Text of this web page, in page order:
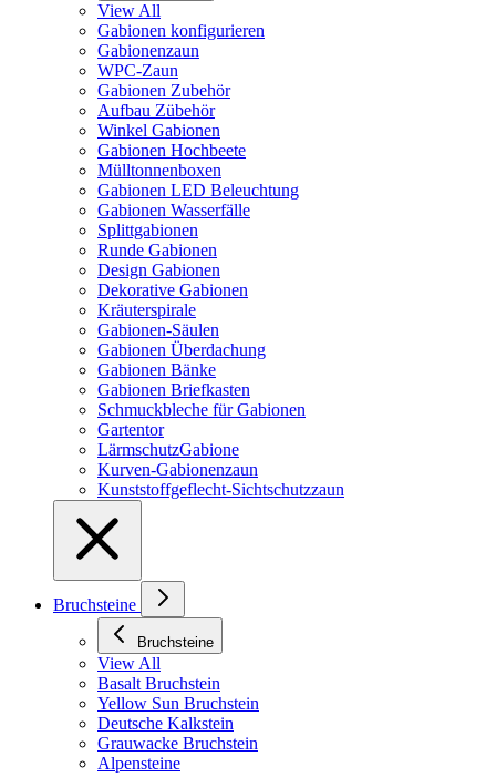
View All
Gabionen konfigurieren
Gabionenzaun
WPC-Zaun
Gabionen Zubehör
Aufbau Zübehör
Winkel Gabionen
Gabionen Hochbeete
Mülltonnenboxen
Gabionen LED Beleuchtung
Gabionen Wasserfälle
Splittgabionen
Runde Gabionen
Design Gabionen
Dekorative Gabionen
Kräuterspirale
Gabionen-Säulen
Gabionen Überdachung
Gabionen Bänke
Gabionen Briefkasten
Schmuckbleche für Gabionen
Gartentor
LärmschutzGabione
Kurven-Gabionenzaun
Kunststoffgeflecht-Sichtschutzzaun
Bruchsteine
Bruchsteine
View All
Basalt Bruchstein
Yellow Sun Bruchstein
Deutsche Kalkstein
Grauwacke Bruchstein
Alpensteine